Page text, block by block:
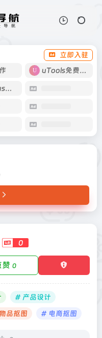
立即入驻
uTools免费工具箱
云上Focus接码
0
赞 0
# 产品设计
品抠图 # 电商抠图